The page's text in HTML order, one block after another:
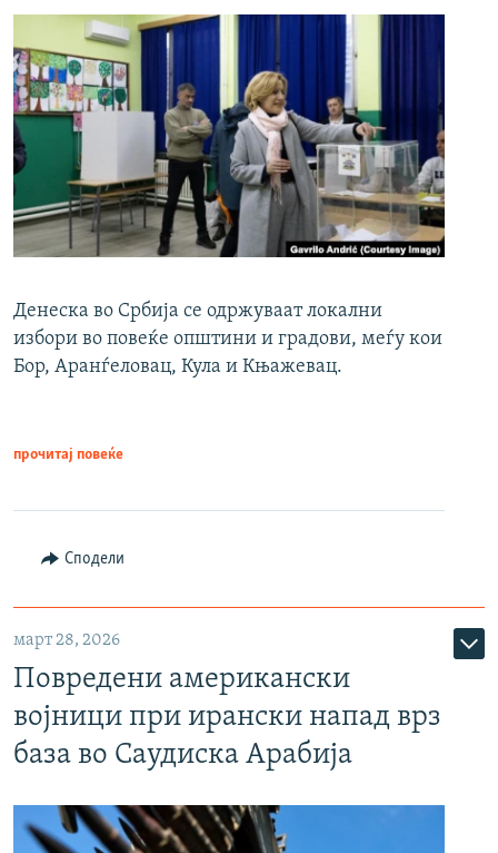
Денеска во Србија се одржуваат локални
избори во повеќе општини и градови, меѓу кои
Бор, Аранѓеловац, Кула и Књажевац.
прочитај повеќе
Сподели
март 28, 2026
Повредени американски
војници при ирански напад врз
база во Саудиска Арабија